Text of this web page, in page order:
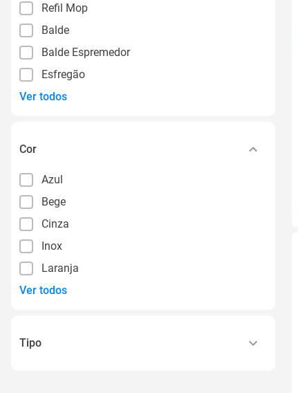
Refil Mop
Balde
Balde Espremedor
Esfregão
Ver todos
Cor
Azul
Bege
Cinza
Inox
Laranja
Ver todos
Tipo